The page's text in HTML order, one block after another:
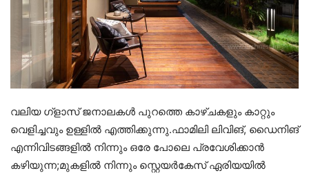
വലിയ ഗ്ളാസ് ജനാലകൾ പുറത്തെ കാഴ്ചകളും കാറ്റും
വെളിച്ചവും ഉള്ളിൽ എത്തിക്കുന്നു.ഫാമിലി ലിവിങ്, ഡൈനിങ്
എന്നിവിടങ്ങളിൽ നിന്നും ഒരേ പോലെ പ്രവേശിക്കാൻ
കഴിയുന്ന;മുകളിൽ നിന്നും സ്റ്റെയർകേസ് ഏരിയയിൽ